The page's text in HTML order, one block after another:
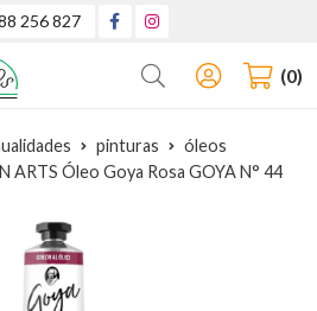
256 827
Buscar 0
pinturas
óleos
ARTS Óleo Goya Rosa GOYA N° 44